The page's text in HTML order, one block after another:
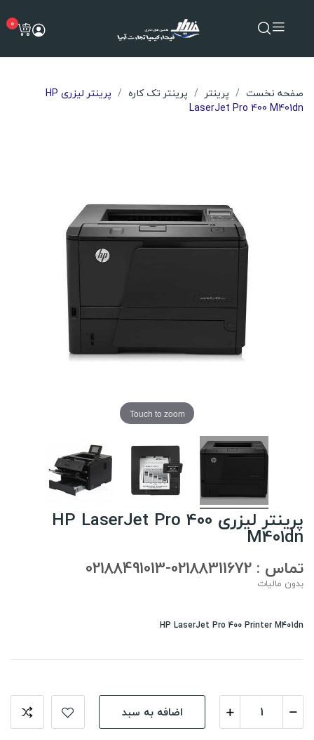
0
صفحه نخست پرینتر پرینتر تک کاره
پرینتر لیزری HP
LaserJet Pro 400 M401dn
Touch to zoom
پرینتر لیزری HP LaserJet Pro 400
M401dn
تماس : 02188311672-02188491013
بدون مالیات
HP LaserJet Pro 400 Printer M401dn
اضافه به سبد